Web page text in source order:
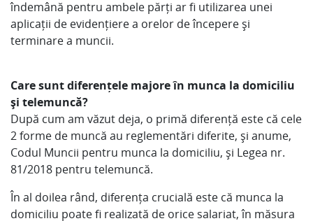
îndemână pentru ambele părți ar fi utilizarea unei
aplicații de evidențiere a orelor de începere și
terminare a muncii.
Care sunt diferențele majore în munca la domiciliu
și telemuncă?
După cum am văzut deja, o primă diferență este că cele
2 forme de muncă au reglementări diferite, și anume,
Codul Muncii pentru munca la domiciliu, și Legea nr.
81/2018 pentru telemuncă.
În al doilea rând, diferența crucială este că munca la
domiciliu poate fi realizată de orice salariat, în măsura